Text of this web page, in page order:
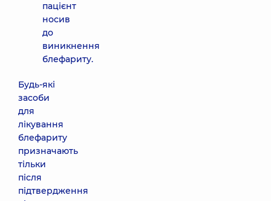
пацієнт
носив
до
виникнення
блефариту.
Будь-які
засоби
для
лікування
блефариту
призначають
тільки
після
підтвердження